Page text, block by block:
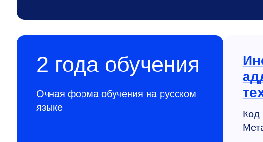
2 года обучения
Очная форма обучения на русском
языке
Код